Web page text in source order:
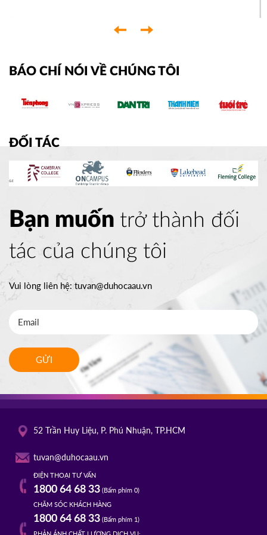
‹
›
BÁO CHÍ NÓI VỀ CHÚNG TÔI
ĐỐI TÁC
Bạn muốn trở thành đối
tác của chúng tôi
Vui lòng liên hệ:tuvan@duhocaau.vn
GỬI
52 Trần Huy Liệu, P. Phú Nhuận, TP.HCM
tuvan@duhocaau.vn
ĐIỆN THOẠI TƯ VẤN
1800 64 68 33(Bấm phím 0)
CHĂM SÓC KHÁCH HÀNG
1800 64 68 33(Bấm phím 1)
PHẢN ÁNH CHẤT LƯỢNG DỊCH VỤ: